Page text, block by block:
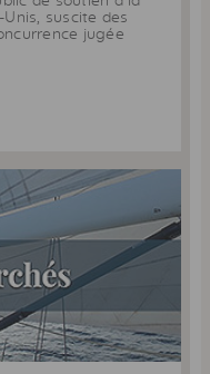
suscite des
jugée